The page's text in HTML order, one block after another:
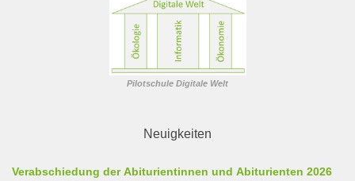
Pilotschule Digitale Welt
Neuigkeiten
Verabschiedung der Abiturientinnen und Abiturienten 2026